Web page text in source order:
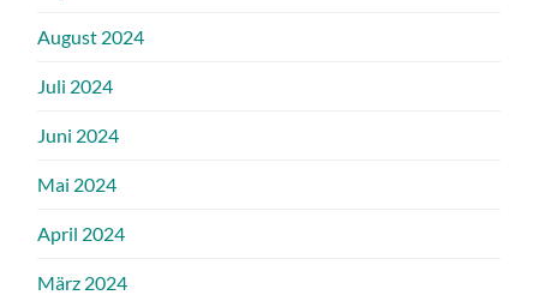
August 2024
Juli 2024
Juni 2024
Mai 2024
April 2024
März 2024